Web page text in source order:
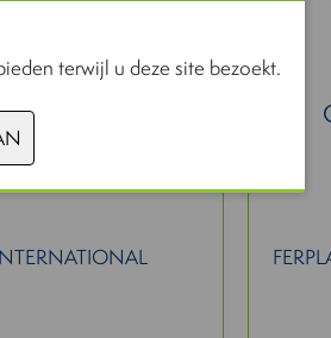
terwijl u deze site bezoekt.